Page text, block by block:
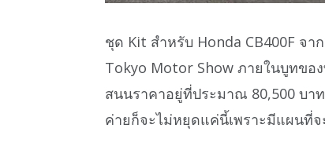
ชุด Kit สำหรับ Honda CB400F จ
Tokyo Motor Show ภายในบูทขอ
สนนราคาอยู่ที่ประมาณ 80,500 บา
ค่ายก็จะไม่หยุดแค่นี้เพราะมีแผนที่